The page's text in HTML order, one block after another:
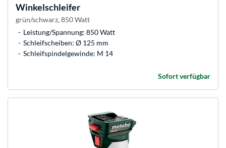
Winkelschleifer
grün/schwarz, 850 Watt
Leistung/Spannung: 850 Watt
Schleifscheiben: Ø 125 mm
Schleifspindelgewinde: M 14
Sofort verfügbar